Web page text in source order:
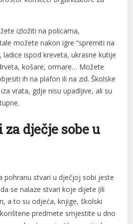
izložiti na policama,
možete nakon igre “spremiti na
ladice ispod kreveta, ukrasne kutije
košare, ormare… Možete
ih na plafon ili na zid. Školske
vrata, gdje nisu upadljive, ali su
za dječje sobe u
pohranu stvari u dječjoj sobi jeste
se nalaze stvari koje dijete (ili
a to su odjeća, knjige, školski
predmete smjestite u dno